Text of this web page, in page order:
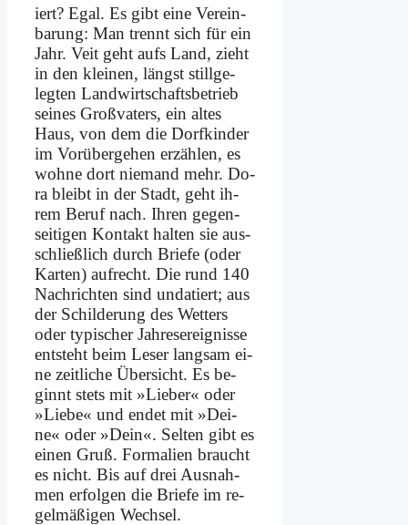
iert? Egal. Es gibt ei­ne Ver­ein­
ba­rung: Man trennt sich für ein
Jahr. Veit geht aufs Land, zieht
in den klei­nen, längst still­ge­
leg­ten Land­wirt­schafts­be­trieb
sei­nes Groß­va­ters, ein al­tes
Haus, von dem die Dorf­kin­der
im Vor­über­ge­hen er­zäh­len, es
woh­ne dort nie­mand mehr. Do­
ra bleibt in der Stadt, geht ih­
rem Be­ruf nach. Ih­ren ge­gen­
sei­ti­gen Kon­takt hal­ten sie aus­
schließ­lich durch Brie­fe (oder
Kar­ten) auf­recht. Die rund 140
Nach­rich­ten sind un­da­tiert; aus
der Schil­de­rung des Wet­ters
oder ty­pi­scher Jah­res­er­eig­nis­se
ent­steht beim Le­ser lang­sam ei­
ne zeit­li­che Über­sicht. Es be­
ginnt stets mit »Lie­ber« oder
»Lie­be« und en­det mit »Dei­
ne« oder »Dein«. Sel­ten gibt es
ei­nen Gruß. For­ma­li­en braucht
es nicht. Bis auf drei Aus­nah­
men er­fol­gen die Brie­fe im re­
gel­mä­ßi­gen Wech­sel.